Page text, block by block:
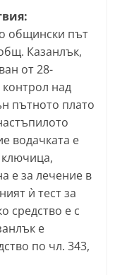
общински път
Казанлък,
от 28-
над
пътното плато
водачката е
е за лечение в
ѝ тест за
средство е с
е
по чл. 343,